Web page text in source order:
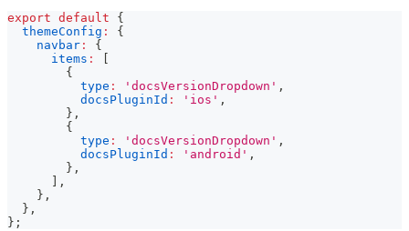
export default
{
themeConfig :
{
navbar :
{
items :
{
type : 'docsVersionDropdown' ,
docsPluginId : 'ios' ,
} ,
{
type : 'docsVersionDropdown' ,
docsPluginId : 'android' ,
} ,
,
} ,
} ,
} ;